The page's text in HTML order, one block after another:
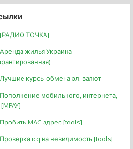
[РАДИО ТОЧКА]
Аренда жилья Украина
Лучшие курсы обмена эл. валют
Пополнение мобильного, интернета,
Пробить MAC-адрес [tools]
Проверка icq на невидимость [tools]